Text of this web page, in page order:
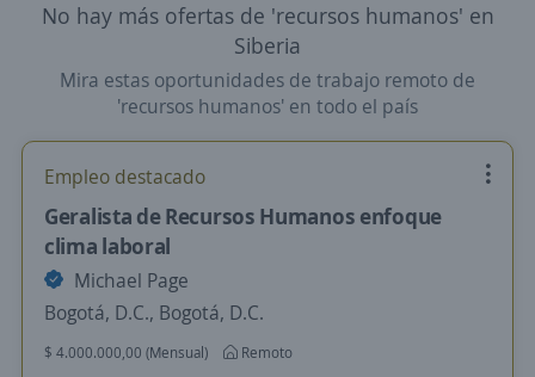
No hay más ofertas de 'recursos humanos' en
Siberia
Mira estas oportunidades de trabajo remoto de
'recursos humanos' en todo el país
Empleo destacado
Geralista de Recursos Humanos enfoque
clima laboral
Michael Page
Bogotá, D.C., Bogotá, D.C.
$ 4.000.000,00 (Mensual)
Remoto